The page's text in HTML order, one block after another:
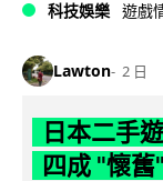
科技娛樂 遊戲
Lawton 2 日
日本二手
四成 "懷